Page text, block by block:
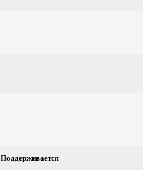
Поддерживается